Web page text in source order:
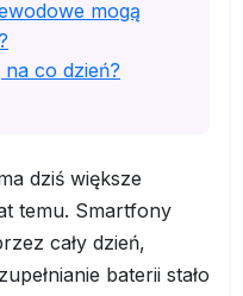
mogą
co dzień?
dziś większe
temu. Smartfony
cały dzień,
baterii stało